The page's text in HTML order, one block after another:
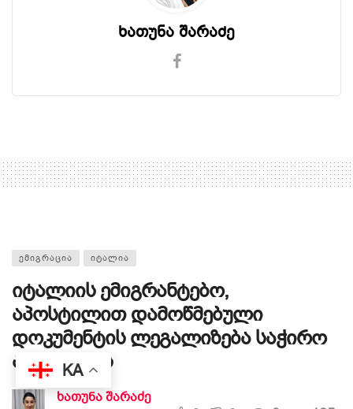
ხათუნა შარაძე
ᲔᲛᲘᲒᲠᲐᲪᲘᲐ ᲘᲢᲐᲚᲘᲐ
იტალიის ემიგრანტებო,
აპოსტილით დამოწმებული
დოკუმენტის ლეგალიზება საჭირო
აღარ არის
ხათუნა შარაძე
KA